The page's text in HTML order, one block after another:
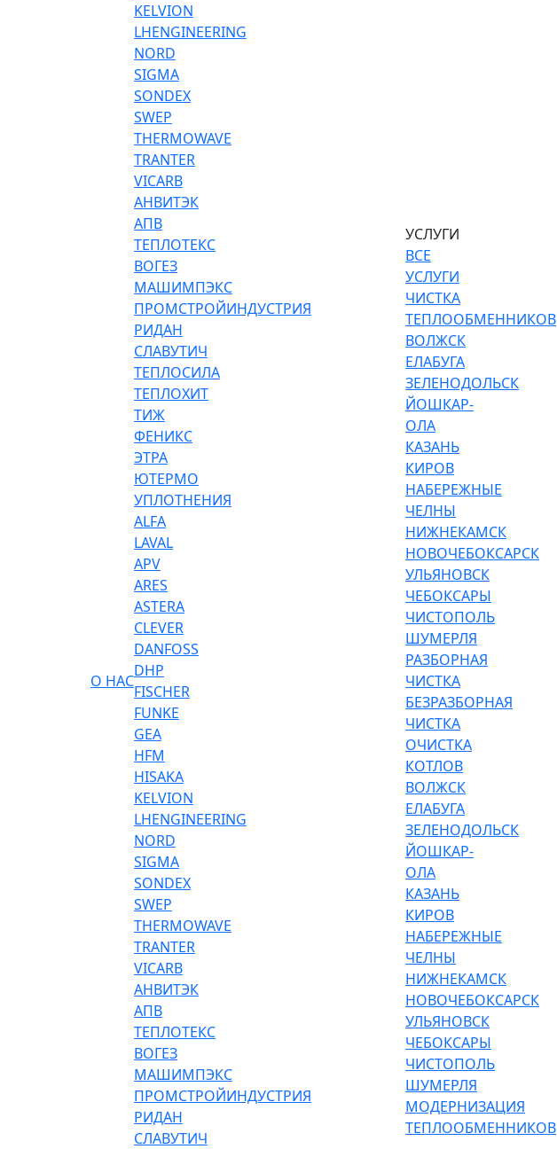
О НАС
KELVION
LHENGINEERING
NORD
SIGMA
SONDEX
SWEP
THERMOWAVE
TRANTER
VICARB
АНВИТЭК
АПВ
ТЕПЛОТЕКС
ВОГЕЗ
МАШИМПЭКС
ПРОМСТРОЙИНДУСТРИЯ
РИДАН
СЛАВУТИЧ
ТЕПЛОСИЛА
ТЕПЛОХИТ
ТИЖ
ФЕНИКС
ЭТРА
ЮТЕРМО
УПЛОТНЕНИЯ
ALFA
LAVAL
APV
ARES
ASTERA
CLEVER
DANFOSS
DHP
FISCHER
FUNKE
GEA
HFM
HISAKA
KELVION
LHENGINEERING
NORD
SIGMA
SONDEX
SWEP
THERMOWAVE
TRANTER
VICARB
АНВИТЭК
АПВ
ТЕПЛОТЕКС
ВОГЕЗ
МАШИМПЭКС
ПРОМСТРОЙИНДУСТРИЯ
РИДАН
СЛАВУТИЧ
УСЛУГИ
ВСЕ
УСЛУГИ
ЧИСТКА
ТЕПЛООБМЕННИКОВ
ВОЛЖСК
ЕЛАБУГА
ЗЕЛЕНОДОЛЬСК
ЙОШКАР-
ОЛА
КАЗАНЬ
КИРОВ
НАБЕРЕЖНЫЕ
ЧЕЛНЫ
НИЖНЕКАМСК
НОВОЧЕБОКСАРСК
УЛЬЯНОВСК
ЧЕБОКСАРЫ
ЧИСТОПОЛЬ
ШУМЕРЛЯ
РАЗБОРНАЯ
ЧИСТКА
БЕЗРАЗБОРНАЯ
ЧИСТКА
ОЧИСТКА
КОТЛОВ
ВОЛЖСК
ЕЛАБУГА
ЗЕЛЕНОДОЛЬСК
ЙОШКАР-
ОЛА
КАЗАНЬ
КИРОВ
НАБЕРЕЖНЫЕ
ЧЕЛНЫ
НИЖНЕКАМСК
НОВОЧЕБОКСАРСК
УЛЬЯНОВСК
ЧЕБОКСАРЫ
ЧИСТОПОЛЬ
ШУМЕРЛЯ
МОДЕРНИЗАЦИЯ
ТЕПЛООБМЕННИКОВ